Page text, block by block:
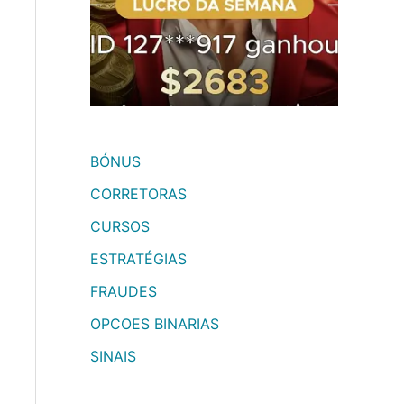
BÓNUS
CORRETORAS
CURSOS
ESTRATÉGIAS
FRAUDES
OPCOES BINARIAS
SINAIS